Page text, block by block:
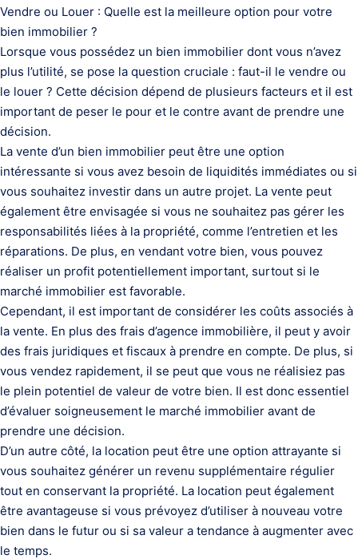
Vendre ou Louer : Quelle est la meilleure option pour votre
bien immobilier ?
Lorsque vous possédez un bien immobilier dont vous n’avez
plus l’utilité, se pose la question cruciale : faut-il le vendre ou
le louer ? Cette décision dépend de plusieurs facteurs et il est
important de peser le pour et le contre avant de prendre une
décision.
La vente d’un bien immobilier peut être une option
intéressante si vous avez besoin de liquidités immédiates ou si
vous souhaitez investir dans un autre projet. La vente peut
également être envisagée si vous ne souhaitez pas gérer les
responsabilités liées à la propriété, comme l’entretien et les
réparations. De plus, en vendant votre bien, vous pouvez
réaliser un profit potentiellement important, surtout si le
marché immobilier est favorable.
Cependant, il est important de considérer les coûts associés à
la vente. En plus des frais d’agence immobilière, il peut y avoir
des frais juridiques et fiscaux à prendre en compte. De plus, si
vous vendez rapidement, il se peut que vous ne réalisiez pas
le plein potentiel de valeur de votre bien. Il est donc essentiel
d’évaluer soigneusement le marché immobilier avant de
prendre une décision.
D’un autre côté, la location peut être une option attrayante si
vous souhaitez générer un revenu supplémentaire régulier
tout en conservant la propriété. La location peut également
être avantageuse si vous prévoyez d’utiliser à nouveau votre
bien dans le futur ou si sa valeur a tendance à augmenter avec
le temps.